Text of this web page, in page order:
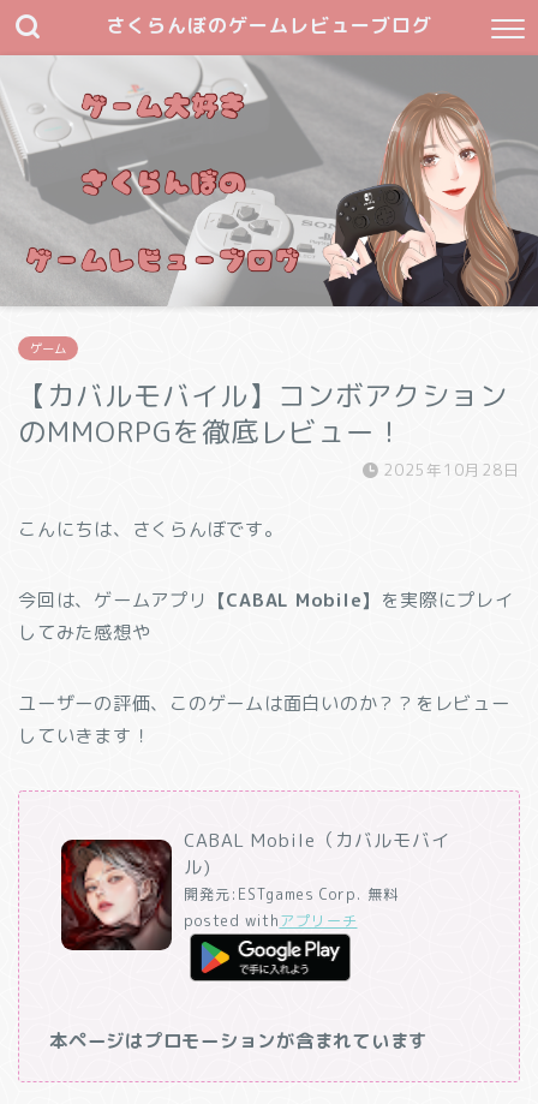
さくらんぼのゲームレビューブログ
ゲーム
【カバルモバイル】コンボアクション
のMMORPGを徹底レビュー！
2025年10月28日
こんにちは、さくらんぼです。
今回は、ゲームアプリ 【CABAL Mobile】 を実際にプレイ
してみた感想や
ユーザーの評価、このゲームは面白いのか？？をレビュー
していきます！
CABAL Mobile（カバルモバイ
ル)
開発元: ESTgames Corp. 無料
posted withアプリーチ
本ページはプロモーションが含まれています